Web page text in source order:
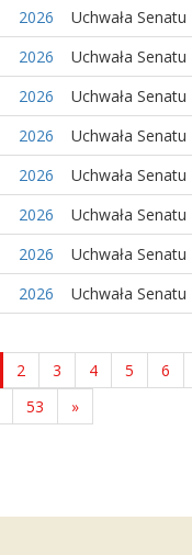
2026 Uchwała Senatu
2026 Uchwała Senatu
2026 Uchwała Senatu
2026 Uchwała Senatu
2026 Uchwała Senatu
2026 Uchwała Senatu
2026 Uchwała Senatu
2026 Uchwała Senatu
2 3 4 5 6
53 »